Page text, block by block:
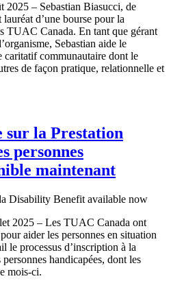
– Sebastian Biasucci, de
d’une bourse pour la
TUAC Canada. En tant que gérant
Sebastian aide le
caritatif communautaire dont le
de façon pratique, relationnelle et
sur la Prestation
personnes
maintenant
2025 – Les TUAC Canada ont
aider les personnes en situation
le processus d’inscription à la
handicapées, dont les
mois-ci.